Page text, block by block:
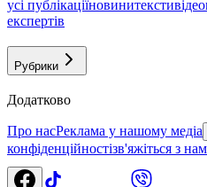
усі публікаціїновинитекстивідео
експертів
Рубрики
Додатково
Про насРеклама у нашому медіа
конфіденційностізв'яжіться з